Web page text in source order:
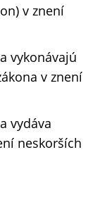
v znení
vykonávajú
v znení
vydáva
neskorších